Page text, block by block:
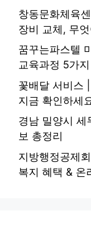
창동문화체육
장비 교체, 무
꿈꾸는파스텔
교육과정 5가
꽃배달 서비스
지금 확인하세
경남 밀양시 세
보 총정리
지방행정공제
복지 혜택 & 온